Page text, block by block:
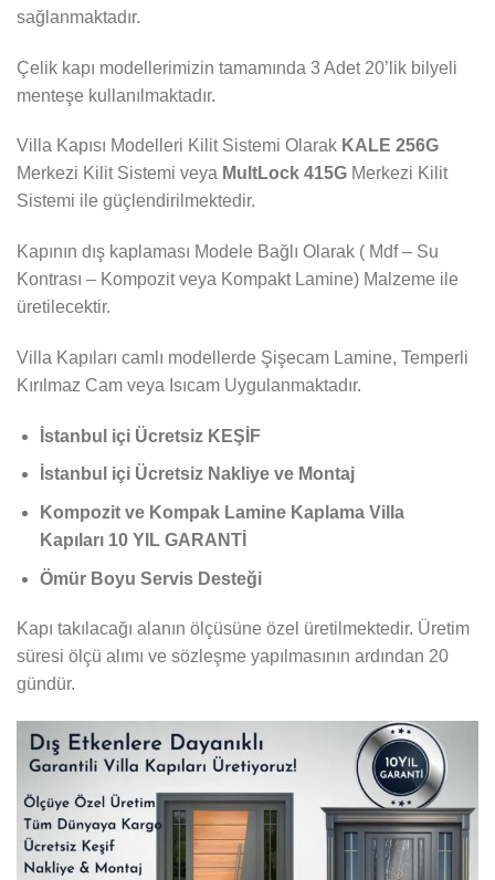
sağlanmaktadır.
Çelik kapı modellerimizin tamamında 3 Adet 20’lik bilyeli
menteşe kullanılmaktadır.
Villa Kapısı Modelleri Kilit Sistemi Olarak KALE 256G
Merkezi Kilit Sistemi veya MultLock 415G Merkezi Kilit
Sistemi ile güçlendirilmektedir.
Kapının dış kaplaması Modele Bağlı Olarak ( Mdf – Su
Kontrası – Kompozit veya Kompakt Lamine) Malzeme ile
üretilecektir.
Villa Kapıları camlı modellerde Şişecam Lamine, Temperli
Kırılmaz Cam veya Isıcam Uygulanmaktadır.
İstanbul içi Ücretsiz KEŞİF
İstanbul içi Ücretsiz Nakliye ve Montaj
Kompozit ve Kompak Lamine Kaplama Villa
Kapıları 10 YIL GARANTİ
Ömür Boyu Servis Desteği
Kapı takılacağı alanın ölçüsüne özel üretilmektedir. Üretim
süresi ölçü alımı ve sözleşme yapılmasının ardından 20
gündür.